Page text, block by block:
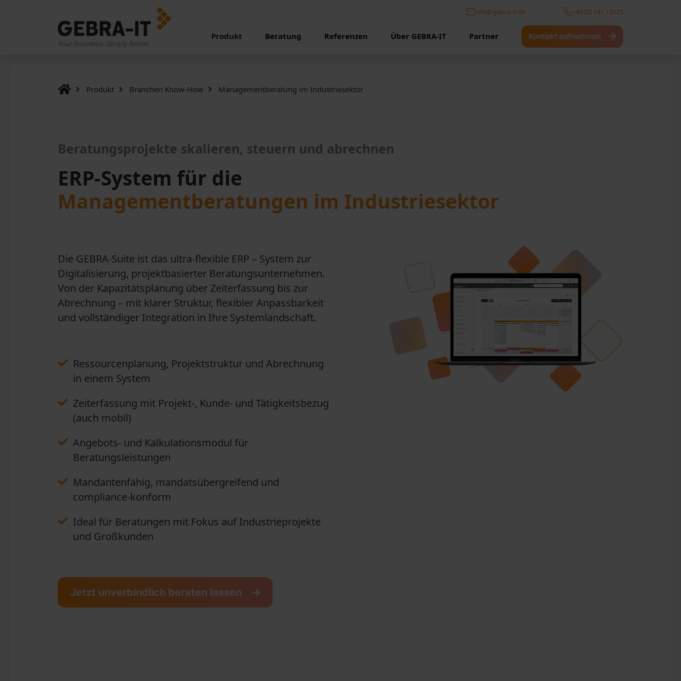
info@gebra-it.de +49 (0) 241 12025
Produkt Beratung Referenzen Über GEBRA-IT Partner Kontakt aufnehmen
Produkt Branchen Know-How Managementberatung im Industriesektor
Beratungsprojekte skalieren, steuern und abrechnen
ERP-System für die
Managementberatungen im Industriesektor
Die GEBRA-Suite ist das ultra-flexible ERP – System zur
Digitalisierung, projektbasierter Beratungsunternehmen.
Von der Kapazitätsplanung über Zeiterfassung bis zur
Abrechnung – mit klarer Struktur, flexibler Anpassbarkeit
und vollständiger Integration in Ihre Systemlandschaft.
Ressourcenplanung, Projektstruktur und Abrechnung
in einem System
Zeiterfassung mit Projekt-, Kunde- und Tätigkeitsbezug
(auch mobil)
Angebots- und Kalkulationsmodul für
Beratungsleistungen
Mandantenfähig, mandatsübergreifend und
compliance-konform
Ideal für Beratungen mit Fokus auf Industrieprojekte
und Großkunden
Jetzt unverbindlich beraten lassen